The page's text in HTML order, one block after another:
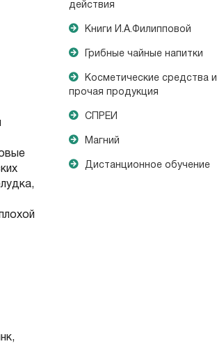
действия
Книги И.А.Филипповой
Грибные чайные напитки
Косметические средства и
прочая продукция
СПРЕИ
Магний
Дистанционное обучение